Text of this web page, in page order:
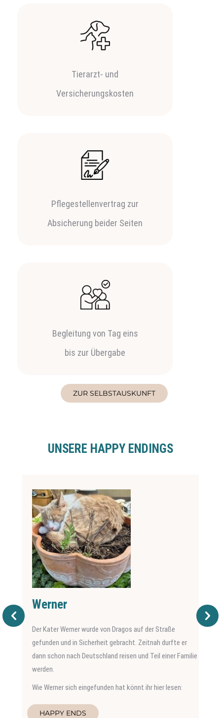
Tierarzt- und
Versicherungskosten
Pflegestellenvertrag zur
Absicherung beider Seiten
Begleitung von Tag eins
bis zur Übergabe
ZUR SELBSTAUSKUNFT
UNSERE HAPPY ENDINGS
Werner
Der Kater Werner wurde von Dragos auf der Straße
gefunden und in Sicherheit gebracht. Zeitnah durfte er
dann schon nach Deutschland reisen und Teil einer Familie
werden.
Wie Werner sich eingefunden hat könnt ihr hier lesen:
HAPPY ENDS